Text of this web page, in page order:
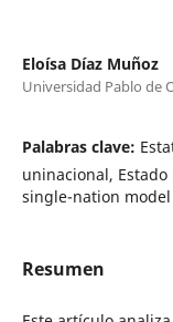
Eloísa Díaz Muñoz
Universidad Pablo de
Palabras clave:
uninacional,
single-nation
Resumen